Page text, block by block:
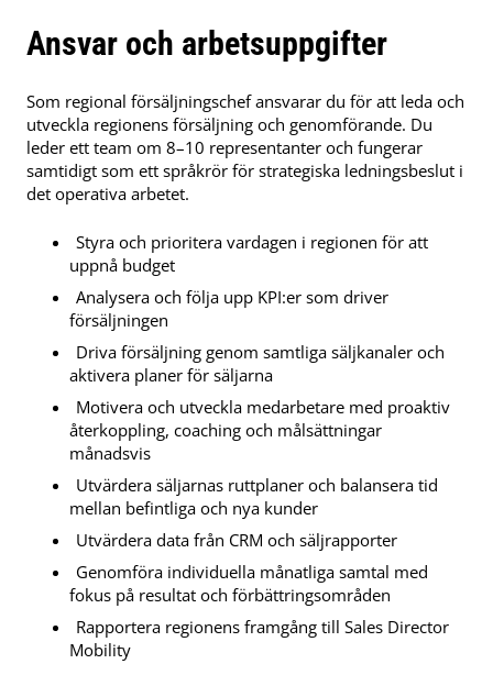
Ansvar och arbetsuppgifter
Som regional försäljningschef ansvarar du för att leda och
utveckla regionens försäljning och genomförande. Du
leder ett team om 8–10 representanter och fungerar
samtidigt som ett språkrör för strategiska ledningsbeslut i
det operativa arbetet.
Styra och prioritera vardagen i regionen för att
uppnå budget
Analysera och följa upp KPI:er som driver
försäljningen
Driva försäljning genom samtliga säljkanaler och
aktivera planer för säljarna
Motivera och utveckla medarbetare med proaktiv
återkoppling, coaching och målsättningar
månadsvis
Utvärdera säljarnas ruttplaner och balansera tid
mellan befintliga och nya kunder
Utvärdera data från CRM och säljrapporter
Genomföra individuella månatliga samtal med
fokus på resultat och förbättringsområden
Rapportera regionens framgång till Sales Director
Mobility